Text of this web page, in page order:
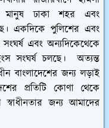
মানুষ ঢাকা শহর এবং
একদিকে পুলিশের এবং
সংঘর্ষ এবং অন্যদিকেথেকে
সংঘর্ষ চলছে। অত্যন্ত
বাংলাদেশের জন্য লড়াই
প্রতিটি কোণা থেকে
জন্য আমাদের